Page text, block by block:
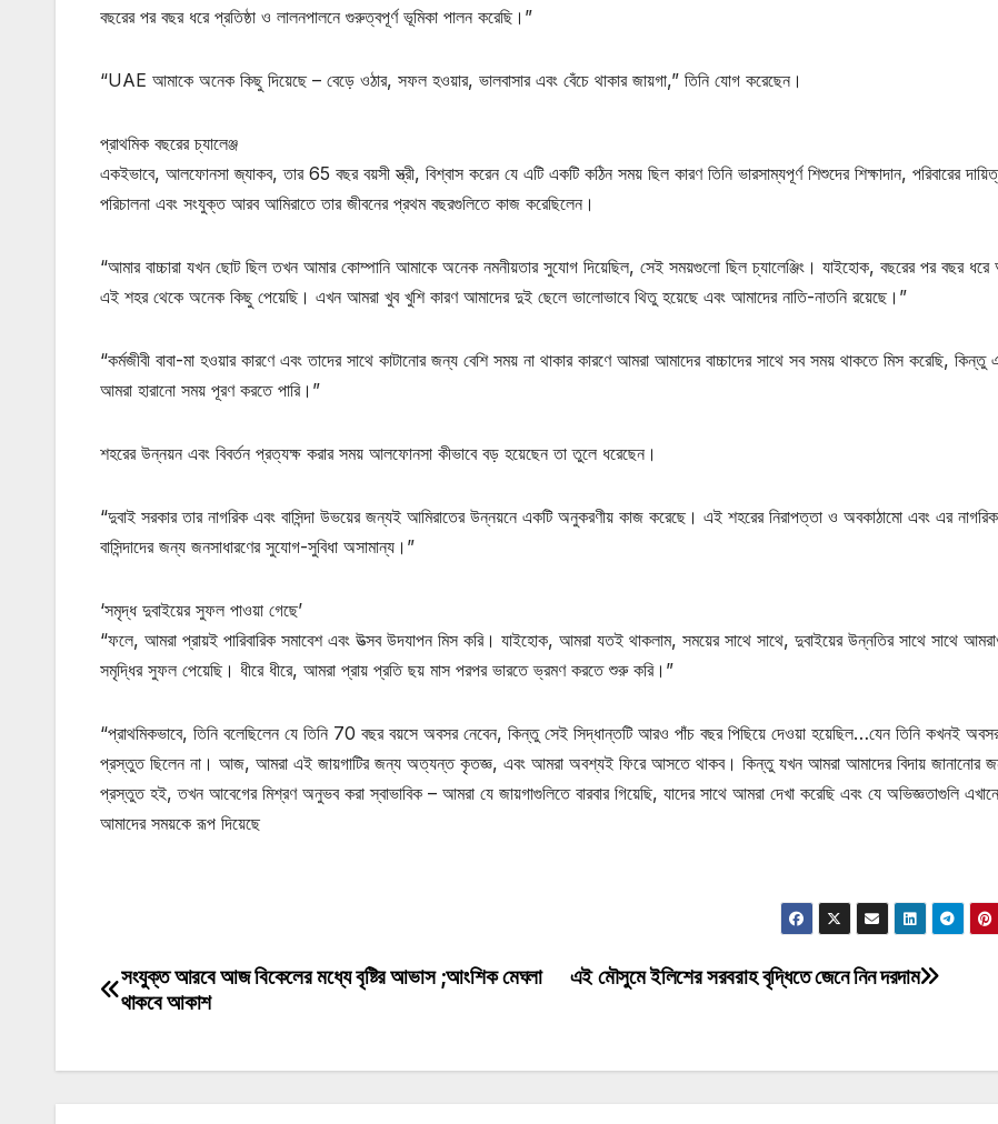
বছরের পর বছর ধরে প্রতিষ্ঠা ও লালনপালনে গুরুত্বপূর্ণ ভূমিকা পালন করেছি।”
“UAE আমাকে অনেক কিছু দিয়েছে – বেড়ে ওঠার, সফল হওয়ার, ভালবাসার এবং বেঁচে থাকার জায়গা,” তিনি যোগ করেছেন।
প্রাথমিক বছরের চ্যালেঞ্জ
একইভাবে, আলফোনসা জ্যাকব, তার 65 বছর বয়সী স্ত্রী, বিশ্বাস করেন যে এটি একটি কঠিন সময় ছিল কারণ তিনি ভারসাম্যপূর্ণ শিশুদের শিক্ষাদান, পরিবারের
পরিচালনা এবং সংযুক্ত আরব আমিরাতে তার জীবনের প্রথম বছরগুলিতে কাজ করেছিলেন।
“আমার বাচ্চারা যখন ছোট ছিল তখন আমার কোম্পানি আমাকে অনেক নমনীয়তার সুযোগ দিয়েছিল, সেই সময়গুলো ছিল চ্যালেঞ্জিং। যাইহোক, বছরের পর বছর ধরে
এই শহর থেকে অনেক কিছু পেয়েছি। এখন আমরা খুব খুশি কারণ আমাদের দুই ছেলে ভালোভাবে থিতু হয়েছে এবং আমাদের নাতি-নাতনি রয়েছে।”
“কর্মজীবী ​​বাবা-মা হওয়ার কারণে এবং তাদের সাথে কাটানোর জন্য বেশি সময় না থাকার কারণে আমরা আমাদের বাচ্চাদের সাথে সব সময় থাকতে মিস করেছি, কিন্তু
আমরা হারানো সময় পূরণ করতে পারি।”
শহরের উন্নয়ন এবং বিবর্তন প্রত্যক্ষ করার সময় আলফোনসা কীভাবে বড় হয়েছেন তা তুলে ধরেছেন।
“দুবাই সরকার তার নাগরিক এবং বাসিন্দা উভয়ের জন্যই আমিরাতের উন্নয়নে একটি অনুকরণীয় কাজ করেছে। এই শহরের নিরাপত্তা ও অবকাঠামো এবং এর
বাসিন্দাদের জন্য জনসাধারণের সুযোগ-সুবিধা অসামান্য।”
‘সমৃদ্ধ দুবাইয়ের সুফল পাওয়া গেছে’
“ফলে, আমরা প্রায়ই পারিবারিক সমাবেশ এবং উত্সব উদযাপন মিস করি। যাইহোক, আমরা যতই থাকলাম, সময়ের সাথে সাথে, দুবাইয়ের উন্নতির সাথে সাথে
সমৃদ্ধির সুফল পেয়েছি। ধীরে ধীরে, আমরা প্রায় প্রতি ছয় মাস পরপর ভারতে ভ্রমণ করতে শুরু করি।”
“প্রাথমিকভাবে, তিনি বলেছিলেন যে তিনি 70 বছর বয়সে অবসর নেবেন, কিন্তু সেই সিদ্ধান্তটি আরও পাঁচ বছর পিছিয়ে দেওয়া হয়েছিল…যেন তিনি কখনই
প্রস্তুত ছিলেন না। আজ, আমরা এই জায়গাটির জন্য অত্যন্ত কৃতজ্ঞ, এবং আমরা অবশ্যই ফিরে আসতে থাকব। কিন্তু যখন আমরা আমাদের বিদায় জানানোর
প্রস্তুত হই, তখন আবেগের মিশ্রণ অনুভব করা স্বাভাবিক – আমরা যে জায়গাগুলিতে বারবার গিয়েছি, যাদের সাথে আমরা দেখা করেছি এবং যে অভিজ্ঞতাগুলি এখানে
আমাদের সময়কে রূপ দিয়েছে
Post
এই মৌসুমে ইলিশের সরবরাহ বৃদ্ধিতে জেনে নিন দরদাম
সংযুক্ত আরবে আজ বিকেলের মধ্যে বৃষ্টির আভাস ;আংশিক মেঘলা
থাকবে আকাশ